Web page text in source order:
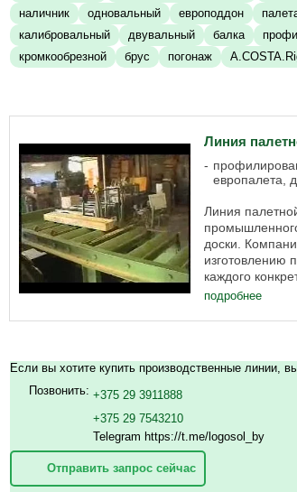
наличник
одновальный европоддон
калибровальный
двувальный балка
кромкообрезной
брус погонаж
Линия
европалета,
Линия
доски.
изготовлению
каждого
подробнее
Если вы хотите купить производственные линии,
Позвонить: +375 29 3911888
+375 29 7543210
Telegram https://t.me/logosol_by
Отправить запрос сейчас